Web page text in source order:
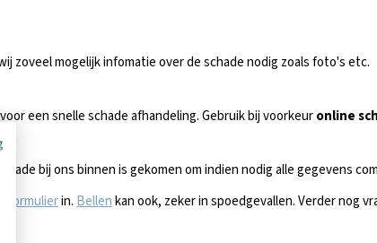
zoveel mogelijk infomatie over de schade nodig zoals foto's etc.
een snelle schade afhandeling. Gebruik bij voorkeuronline
bij ons binnen is gekomen om indien nodig alle gegevens
in. Bellenkan ook, zeker in spoedgevallen. Verder nog